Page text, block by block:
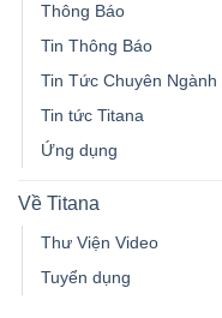
Thông Báo
Tin Thông Báo
Tin Tức Chuyên Ngành
Tin tức Titana
Ứng dụng
Về Titana
Thư Viện Video
Tuyển dụng